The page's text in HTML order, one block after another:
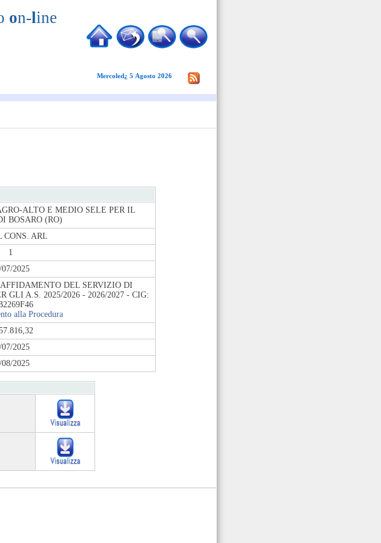
on-line
Mercoled¿ 5 Agosto 2026
ALTO E MEDIO SELE PER IL
BOSARO (RO)
CONS. ARL
1
07/2025
DEL SERVIZIO DI
GLI A.S. 2025/2026 - 2026/2027 - CIG:
alla Procedura
07/2025
08/2025